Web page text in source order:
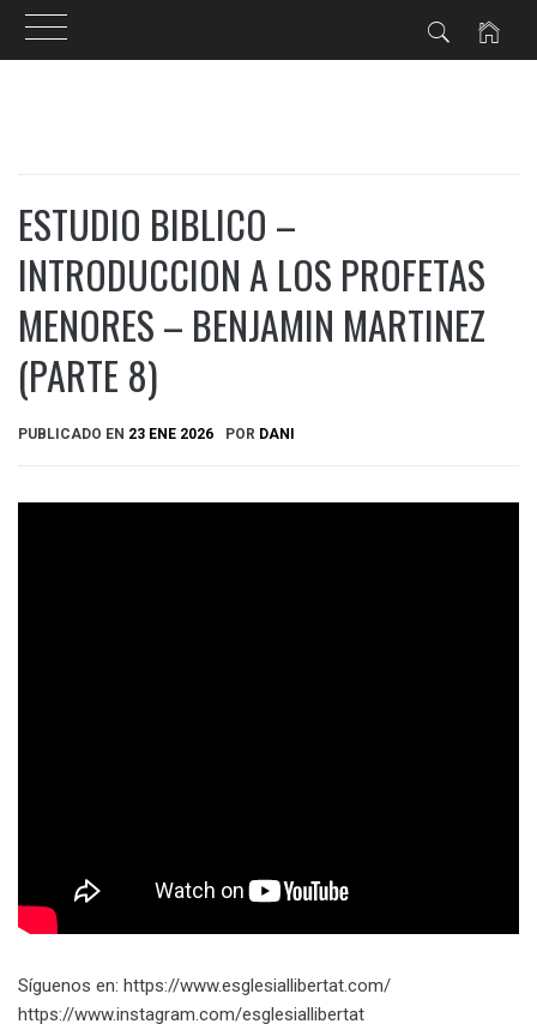
ESTUDIO BIBLICO –
INTRODUCCION A LOS PROFETAS
MENORES – BENJAMIN MARTINEZ
(PARTE 8)
PUBLICADO EN 23 ENE 2026 POR DANI
Síguenos en: https://www.esglesiallibertat.com/​​​
https://www.instagram.com/esglesiallibertat